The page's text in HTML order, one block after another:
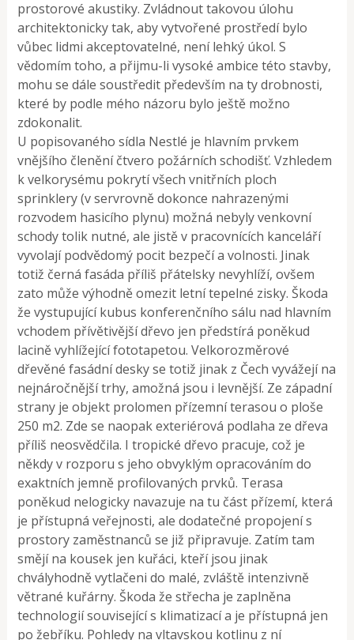
prostorové akustiky. Zvládnout takovou úlohu
architektonicky tak, aby vytvořené prostředí bylo
vůbec lidmi akceptovatelné, není lehký úkol. S
vědomím toho, a přijmu-li vysoké ambice této stavby,
mohu se dále soustředit především na ty drobnosti,
které by podle mého názoru bylo ještě možno
zdokonalit.
U popisovaného sídla Nestlé je hlavním prvkem
vnějšího členění čtvero požárních schodišť. Vzhledem
k velkorysému pokrytí všech vnitřních ploch
sprinklery (v servrovně dokonce nahrazenými
rozvodem hasicího plynu) možná nebyly venkovní
schody tolik nutné, ale jistě v pracovnících kanceláří
vyvolají podvědomý pocit bezpečí a volnosti. Jinak
totiž černá fasáda příliš přátelsky nevyhlíží, ovšem
zato může výhodně omezit letní tepelné zisky. Škoda
že vystupující kubus konferenčního sálu nad hlavním
vchodem přívětivější dřevo jen předstírá poněkud
lacině vyhlížející fototapetou. Velkorozměrové
dřevěné fasádní desky se totiž jinak z Čech vyvážejí na
nejnáročnější trhy, amožná jsou i levnější. Ze západní
strany je objekt prolomen přízemní terasou o ploše
250 m2. Zde se naopak exteriérová podlaha ze dřeva
příliš neosvědčila. I tropické dřevo pracuje, což je
někdy v rozporu s jeho obvyklým opracováním do
exaktních jemně profilovaných prvků. Terasa
poněkud nelogicky navazuje na tu část přízemí, která
je přístupná veřejnosti, ale dodatečné propojení s
prostory zaměstnanců se již připravuje. Zatím tam
smějí na kousek jen kuřáci, kteří jsou jinak
chvályhodně vytlačeni do malé, zvláště intenzivně
větrané kuřárny. Škoda že střecha je zaplněna
technologií související s klimatizací a je přístupná jen
po žebříku. Pohledy na vltavskou kotlinu z ní